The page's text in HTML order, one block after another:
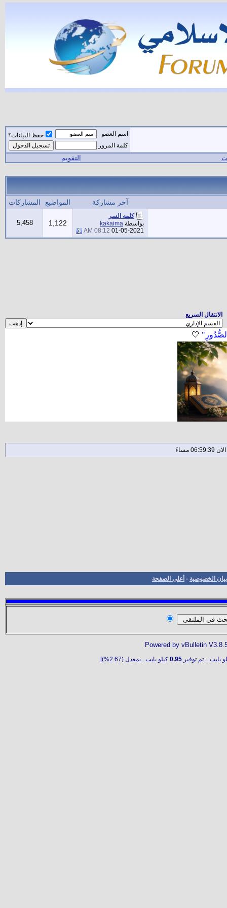
اسم العضو
حفظ البيانات؟
كلمة المرور
التقويم
آخر مشاركة المواضيع المشاركات
كلمه السر
بواسطة kakaima
01-05-2021
08:12 AM
1,122
5,458
الانتقال السريع
🤍
بيان الخصوصية - أعلى الصفحة
Powered by vBulletin
بايت... تم توفير 0.95 كيلو بايت...بمعدل (2.67%)]